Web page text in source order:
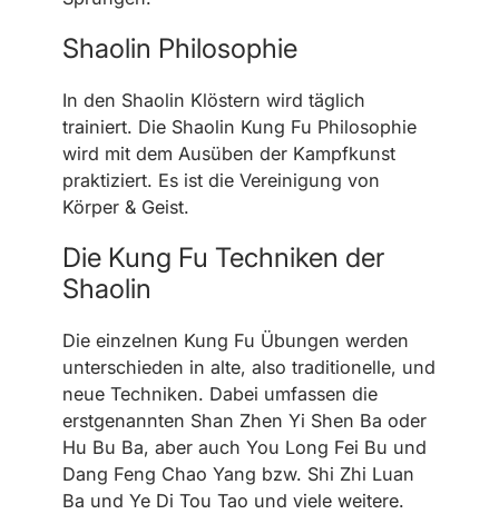
Shaolin Philosophie
In den Shaolin Klöstern wird täglich
trainiert. Die Shaolin Kung Fu Philosophie
wird mit dem Ausüben der Kampfkunst
praktiziert. Es ist die Vereinigung von
Körper & Geist.
Die Kung Fu Techniken der
Shaolin
Die einzelnen Kung Fu Übungen werden
unterschieden in alte, also traditionelle, und
neue Techniken. Dabei umfassen die
erstgenannten Shan Zhen Yi Shen Ba oder
Hu Bu Ba, aber auch You Long Fei Bu und
Dang Feng Chao Yang bzw. Shi Zhi Luan
Ba und Ye Di Tou Tao und viele weitere.